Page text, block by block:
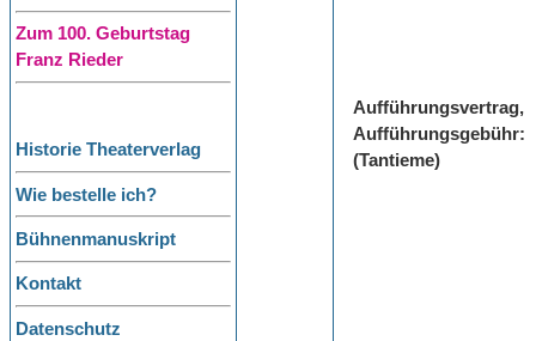
Zum 100. Geburtstag
Franz Rieder
Historie Theaterverlag
Wie bestelle ich?
Bühnenmanuskript
Kontakt
Datenschutz
Aufführungsvertrag,
Aufführungsgebühr:
(Tantieme)